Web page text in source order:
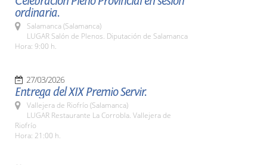
ordinaria.
Salamanca (Salamanca)
LUGAR Salón de Plenos. Diputación de Salamanca
Hora: 9:00 h.
27/03/2026
Entrega del XIX Premio Servir.
Vallejera de Riofrío (Salamanca)
LUGAR Restaurante La Corrobla. Vallejera de
Riofrío
Hora: 21:00 h.